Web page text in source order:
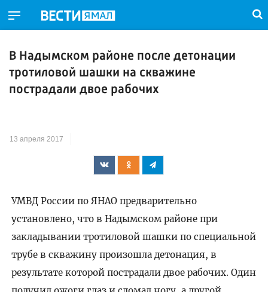
В Надымском районе после детонации
тротиловой шашки на скважине
пострадали двое рабочих
13 апреля 2017
УМВД России по ЯНАО предварительно
установлено, что в Надымском районе при
закладывании тротиловой шашки по специальной
трубе в скважину произошла детонация, в
результате которой пострадали двое рабочих. Один